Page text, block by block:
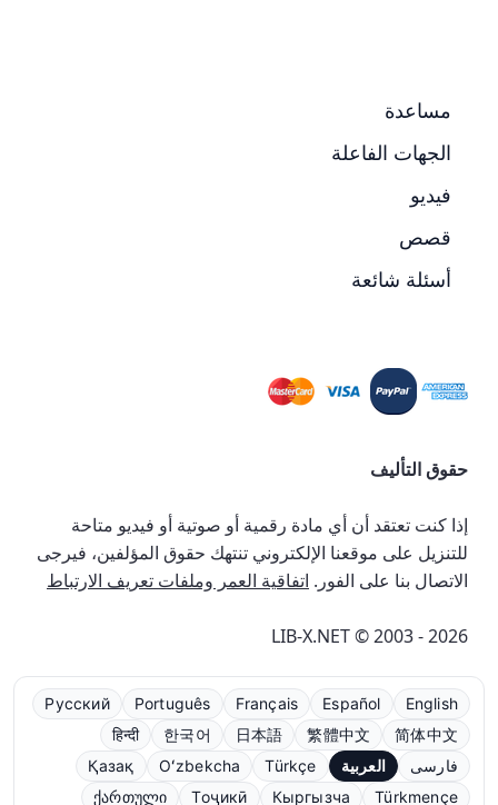
مساعدة
الجهات الفاعلة
فيديو
قصص
أسئلة شائعة
حقوق التأليف
إذا كنت تعتقد أن أي مادة رقمية أو صوتية أو فيديو متاحة
للتنزيل على موقعنا الإلكتروني تنتهك حقوق المؤلفين، فيرجى
الاتصال بنا على الفور. اتفاقية العمر وملفات تعريف الارتباط
LIB-X.NET © 2003 - 2026
English
Español
Français
Português
Русский
简体中文
繁體中文
日本語
한국어
हिन्दी
فارسی
العربية Türkçe
Oʻzbekcha
Қазақ
Türkmençe
Кыргызча
Тоҷикӣ
ქართული